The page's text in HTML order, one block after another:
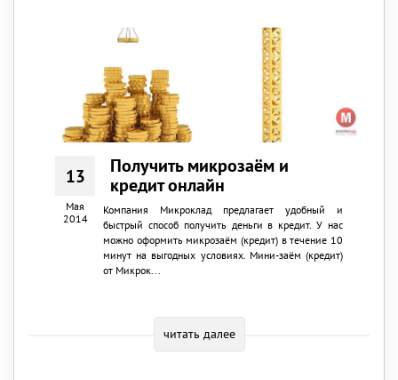
13
Мая
2014
Получить микрозаём и
кредит онлайн
Компания Микроклад предлагает удобный и
быстрый способ получить деньги в кредит. У нас
можно оформить микрозаём (кредит) в течение 10
минут на выгодных условиях. Мини-заём (кредит)
от Микрок...
читать далее